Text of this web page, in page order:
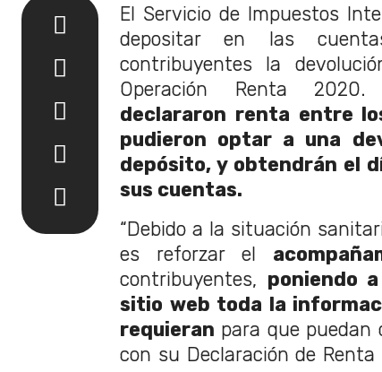
El Servicio de Impuestos
depositar en las
contribuyentes la
Operación Renta
declararon renta entre
pudieron optar a una
depósito, y obtendrán el
sus cuentas.
“Debido a la situación
es reforzar el
contribuyentes, poniendo
sitio web toda la
requieran para que puedan
con su Declaración de